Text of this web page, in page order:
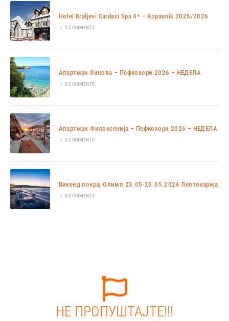
Hotel Kraljevi Cardaci Spa 4* – Kopaonik 2025/2026
/ 0 COMMENTS
Апартман Зинова – Пефкохори 2026 – НЕДЕЛА
/ 0 COMMENTS
Апартман Филоксенија – Пефкохори 2026 – НЕДЕЛА
/ 0 COMMENTS
Викенд покрај Олимп 23.05-25.05.2026 Лептокарија
/ 0 COMMENTS
НЕ ПРОПУШТАЈТЕ!!!